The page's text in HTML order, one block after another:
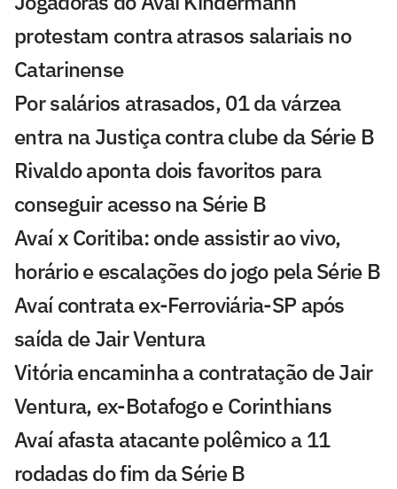
protestam contra atrasos salariais no
Catarinense
Por salários atrasados, 01 da várzea
entra na Justiça contra clube da Série B
Rivaldo aponta dois favoritos para
conseguir acesso na Série B
Avaí x Coritiba: onde assistir ao vivo,
horário e escalações do jogo pela Série B
Avaí contrata ex-Ferroviária-SP após
saída de Jair Ventura
Vitória encaminha a contratação de Jair
Ventura, ex-Botafogo e Corinthians
Avaí afasta atacante polêmico a 11
rodadas do fim da Série B